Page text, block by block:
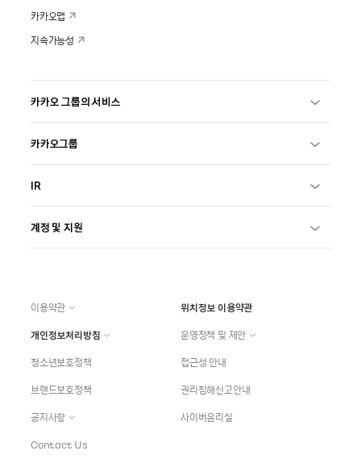
카카오맵
지속가능성
카카오 그룹의 서비스
카카오그룹
IR
계정 및 지원
이용약관
위치정보 이용약관
개인정보처리방침
운영정책 및 제안
청소년보호정책
접근성 안내
브랜드보호정책
권리침해신고안내
공지사항
사이버윤리실
Contact Us